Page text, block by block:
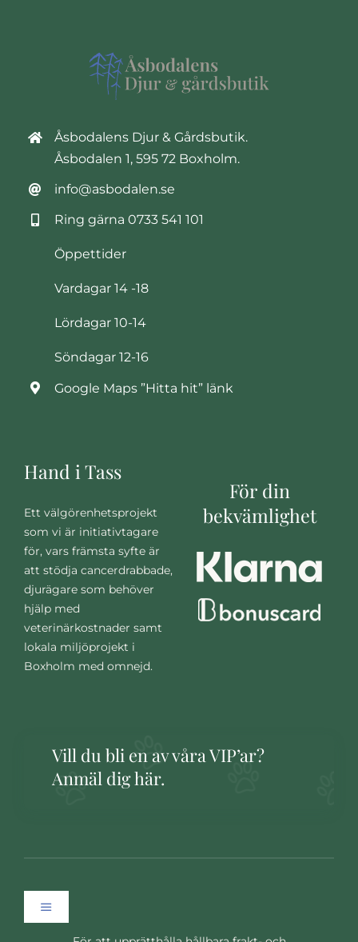
Åsbodalens Djur & Gårdsbutik.
Åsbodalen 1, 595 72 Boxholm.
info@asbodalen.se
Ring gärna 0733 541 101
Öppettider
Vardagar 14 -18
Lördagar 10-14
Söndagar 12-16
Google Maps ”Hitta hit” länk
Hand i Tass
Ett välgörenhetsprojekt
som vi är initiativtagare
för, vars främsta syfte är
att stödja cancerdrabbade,
djurägare som behöver
hjälp med
veterinärkostnader samt
lokala miljöprojekt i
Boxholm med omnejd.
För din
bekvämlighet
Vill du bli en av våra VIP’ar?
Anmäl dig här.
Toggle